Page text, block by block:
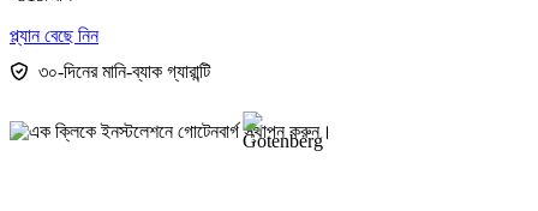
প্ল্যান বেছে নিন
৩০-দিনের মানি-ব্যাক গ্যারান্টি